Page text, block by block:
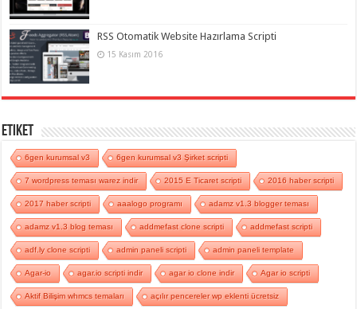
RSS Otomatik Website Hazırlama Scripti
15 Kasım 2016
Etiket
6gen kurumsal v3 6gen kurumsal v3 Şirket scripti
7 wordpress teması warez indir 2015 E Ticaret scripti 2016 haber scripti
2017 haber scripti aaalogo programı adamz v1.3 blogger teması
adamz v1.3 blog teması addmefast clone scripti addmefast scripti
adf.ly clone scripti admin paneli scripti admin paneli template
Agar-io agar.io scripti indir agar io clone indir Agar io scripti
Aktif Bilişim whmcs temaları açılır pencereler wp eklenti ücretsiz